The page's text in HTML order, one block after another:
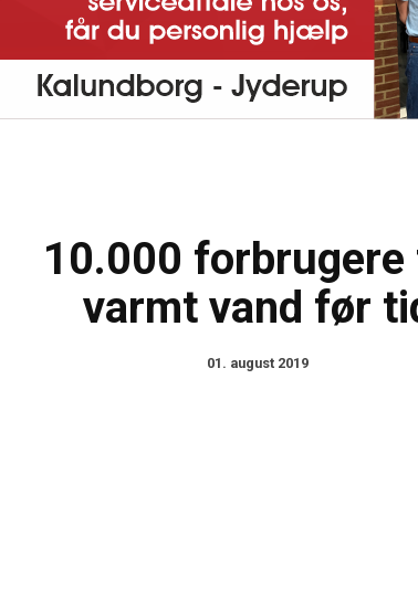
10.000 forbrugere
varmt vand før
01. august 2019